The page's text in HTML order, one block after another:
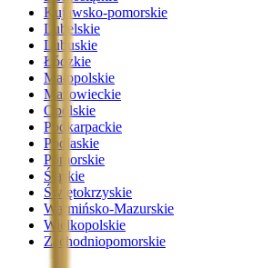
Kujawsko-pomorskie
Lubelskie
Lubuskie
Łódzkie
Małopolskie
Mazowieckie
Opolskie
Podkarpackie
Podlaskie
Pomorskie
Śląskie
Świętokrzyskie
Warmińsko-Mazurskie
Wielkopolskie
Zachodniopomorskie